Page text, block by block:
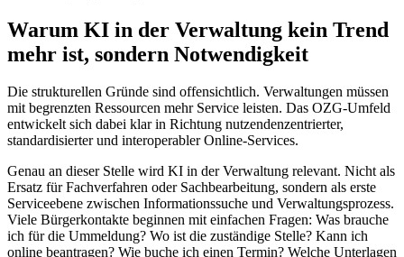
Warum KI in der Verwaltung kein Trend
mehr ist, sondern Notwendigkeit
Die strukturellen Gründe sind offensichtlich. Verwaltungen müssen
mit begrenzten Ressourcen mehr Service leisten. Das OZG-Umfeld
entwickelt sich dabei klar in Richtung nutzendenzentrierter,
standardisierter und interoperabler Online-Services.
Genau an dieser Stelle wird KI in der Verwaltung relevant. Nicht als
Ersatz für Fachverfahren oder Sachbearbeitung, sondern als erste
Serviceebene zwischen Informationssuche und Verwaltungsprozess.
Viele Bürgerkontakte beginnen mit einfachen Fragen: Was brauche
ich für die Ummeldung? Wo ist die zuständige Stelle? Kann ich
online beantragen? Wie buche ich einen Termin? Welche Unterlagen